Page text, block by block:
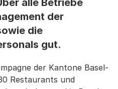
alle Betriebe
der
die
gut.
der Kantone Basel-
Restaurants und